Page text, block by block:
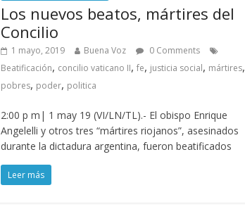
Los nuevos beatos, mártires del
Concilio
1 mayo, 2019 Buena Voz
0 Comments
Beatificación, concilio vaticano II,fe, justicia social, mártires,
pobres, poder, politica
2:00 p m| 1 may 19 (VI/LN/TL).- El obispo Enrique
Angelelli y otros tres “mártires riojanos”, asesinados
durante la dictadura argentina, fueron beatificados
Leer más